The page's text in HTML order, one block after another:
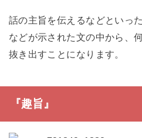
話の主旨を伝えるなどといっ
などが示された文の中から、
抜き出すことになります。
『趣旨』